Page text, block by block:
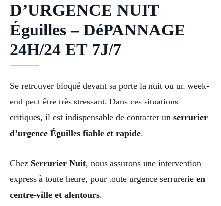
D’URGENCE NUIT
Éguilles – DéPANNAGE
24H/24 ET 7J/7
Se retrouver bloqué devant sa porte la nuit ou un week-
end peut être très stressant. Dans ces situations
critiques, il est indispensable de contacter un serrurier
d’urgence Éguilles fiable et rapide.
Chez Serrurier Nuit, nous assurons une intervention
express à toute heure, pour toute urgence serrurerie en
centre-ville et alentours.